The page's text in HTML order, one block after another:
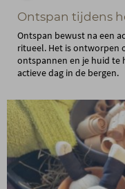
Ontspan tijdens
Ontspan bewust na een
ritueel. Het is ontworpen
ontspannen en je huid te
actieve dag in de bergen.